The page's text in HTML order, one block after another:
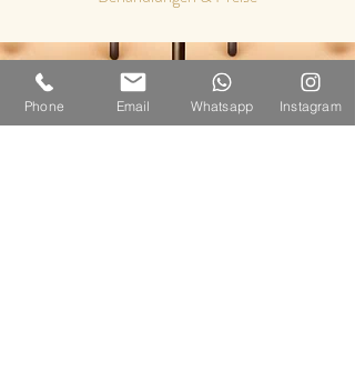
Phone Email Whatsapp Instagram